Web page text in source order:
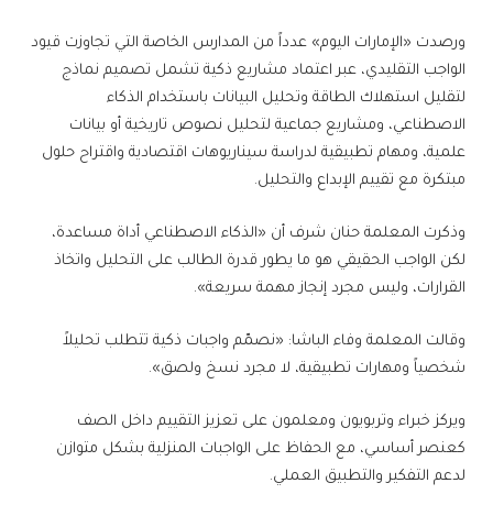
ورصدت «الإمارات اليوم» عدداً من المدارس الخاصة التي تجاوزت قيود
الواجب التقليدي، عبر اعتماد مشاريع ذكية تشمل تصميم نماذج
لتقليل استهلاك الطاقة وتحليل البيانات باستخدام الذكاء
الاصطناعي، ومشاريع جماعية لتحليل نصوص تاريخية أو بيانات
علمية، ومهام تطبيقية لدراسة سيناريوهات اقتصادية واقتراح حلول
مبتكرة مع تقييم الإبداع والتحليل.
وذكرت المعلمة حنان شرف أن «الذكاء الاصطناعي أداة مساعدة،
لكن الواجب الحقيقي هو ما يطور قدرة الطالب على التحليل واتخاذ
القرارات، وليس مجرد إنجاز مهمة سريعة».
وقالت المعلمة وفاء الباشا: «نصمّم واجبات ذكية تتطلب تحليلاً
شخصياً ومهارات تطبيقية، لا مجرد نسخ ولصق».
ويركز خبراء وتربويون ومعلمون على تعزيز التقييم داخل الصف
كعنصر أساسي، مع الحفاظ على الواجبات المنزلية بشكل متوازن
لدعم التفكير والتطبيق العملي.